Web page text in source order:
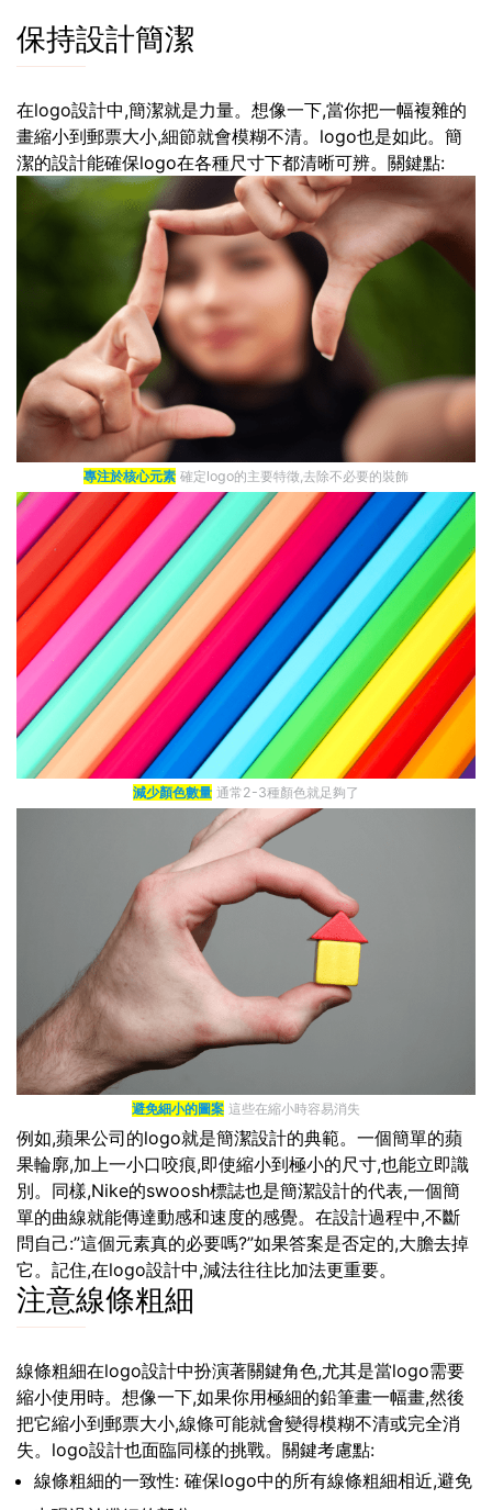
保持設計簡潔
在logo設計中,簡潔就是力量。想像一下,當你把一幅複雜的
畫縮小到郵票大小,細節就會模糊不清。logo也是如此。簡
潔的設計能確保logo在各種尺寸下都清晰可辨。關鍵點:
專注於核心元素 確定logo的主要特徵,去除不必要的裝飾
減少顏色數量 通常2-3種顏色就足夠了
避免細小的圖案 這些在縮小時容易消失
例如,蘋果公司的logo就是簡潔設計的典範。一個簡單的蘋
果輪廓,加上一小口咬痕,即使縮小到極小的尺寸,也能立即識
別。同樣,Nike的swoosh標誌也是簡潔設計的代表,一個簡
單的曲線就能傳達動感和速度的感覺。在設計過程中,不斷
問自己:”這個元素真的必要嗎?”如果答案是否定的,大膽去掉
它。記住,在logo設計中,減法往往比加法更重要。
注意線條粗細
線條粗細在logo設計中扮演著關鍵角色,尤其是當logo需要
縮小使用時。想像一下,如果你用極細的鉛筆畫一幅畫,然後
把它縮小到郵票大小,線條可能就會變得模糊不清或完全消
失。logo設計也面臨同樣的挑戰。關鍵考慮點:
線條粗細的一致性: 確保logo中的所有線條粗細相近,避免